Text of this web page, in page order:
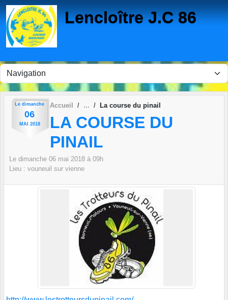
Lencloître J.C 86
Le dimanche
06
MAI 2018
Accueil La course du pinail
LA COURSE DU
PINAIL
Le dimanche 06 mai 2018 à 09h
Lieu : vouneuil sur vienne
Panneau de gestion des cookies